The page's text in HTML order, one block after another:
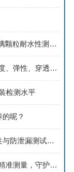
「精准筛分」GHR-01A：突破传统玻璃颗粒耐水性测试的效率与精度极限
CHT-01测试仪的多功能测试模式：硬度、弹性、穿透力与压缩强度全面解析
检测水平
呢？
揉搓试验仪在化妆品包装薄膜耐揉搓性与防泄漏测试中的应用分析
西奥机电CHT-01软胶囊硬度测试仪：精准测量，守护软胶囊品质新高度